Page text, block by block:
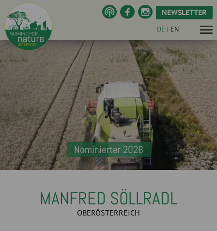
NEWSLETTER
DE | EN
Nominierter 2026
MANFRED SÖLLRADL
OBERÖSTERREICH